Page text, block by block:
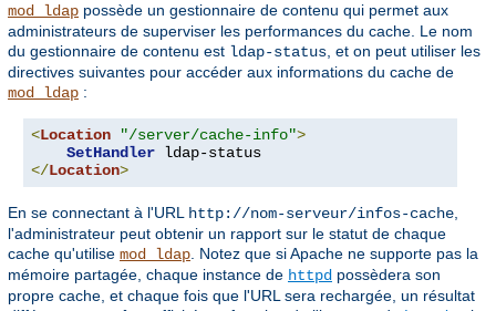
mod_ldap possède un gestionnaire de contenu qui permet aux
administrateurs de superviser les performances du cache. Le nom
du gestionnaire de contenu est ldap-status, et on peut utiliser les
directives suivantes pour accéder aux informations du cache de
mod_ldap :
<Location "/server/cache-info">
SetHandler
</Location>
En se connectant à l'URL http://nom-serveur/infos-cache,
l'administrateur peut obtenir un rapport sur le statut de chaque
cache qu'utilise mod_ldap. Notez que si Apache ne supporte pas la
mémoire partagée, chaque instance de httpd possèdera son
propre cache, et chaque fois que l'URL sera rechargée, un résultat